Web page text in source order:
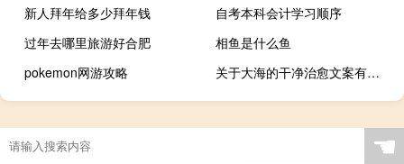
新人拜年给多少拜年钱
自考本科会计学习顺序
过年去哪里旅游好合肥
相鱼是什么鱼
pokemon网游攻略
关于大海的干净治愈文案有哪些
☚